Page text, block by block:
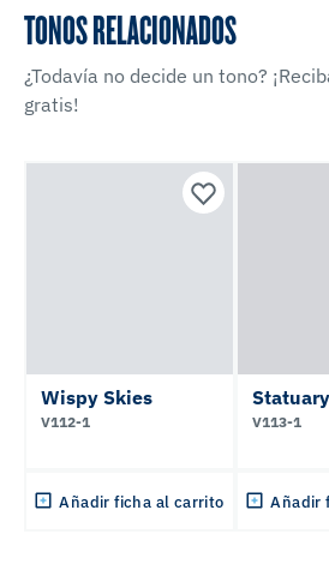
TONOS RELACIONADOS
¿Todavía no decide un tono?
gratis!
Wispy Skies
V112-1
Añadir ficha al carrito
Statuary
V113-1
Añadir